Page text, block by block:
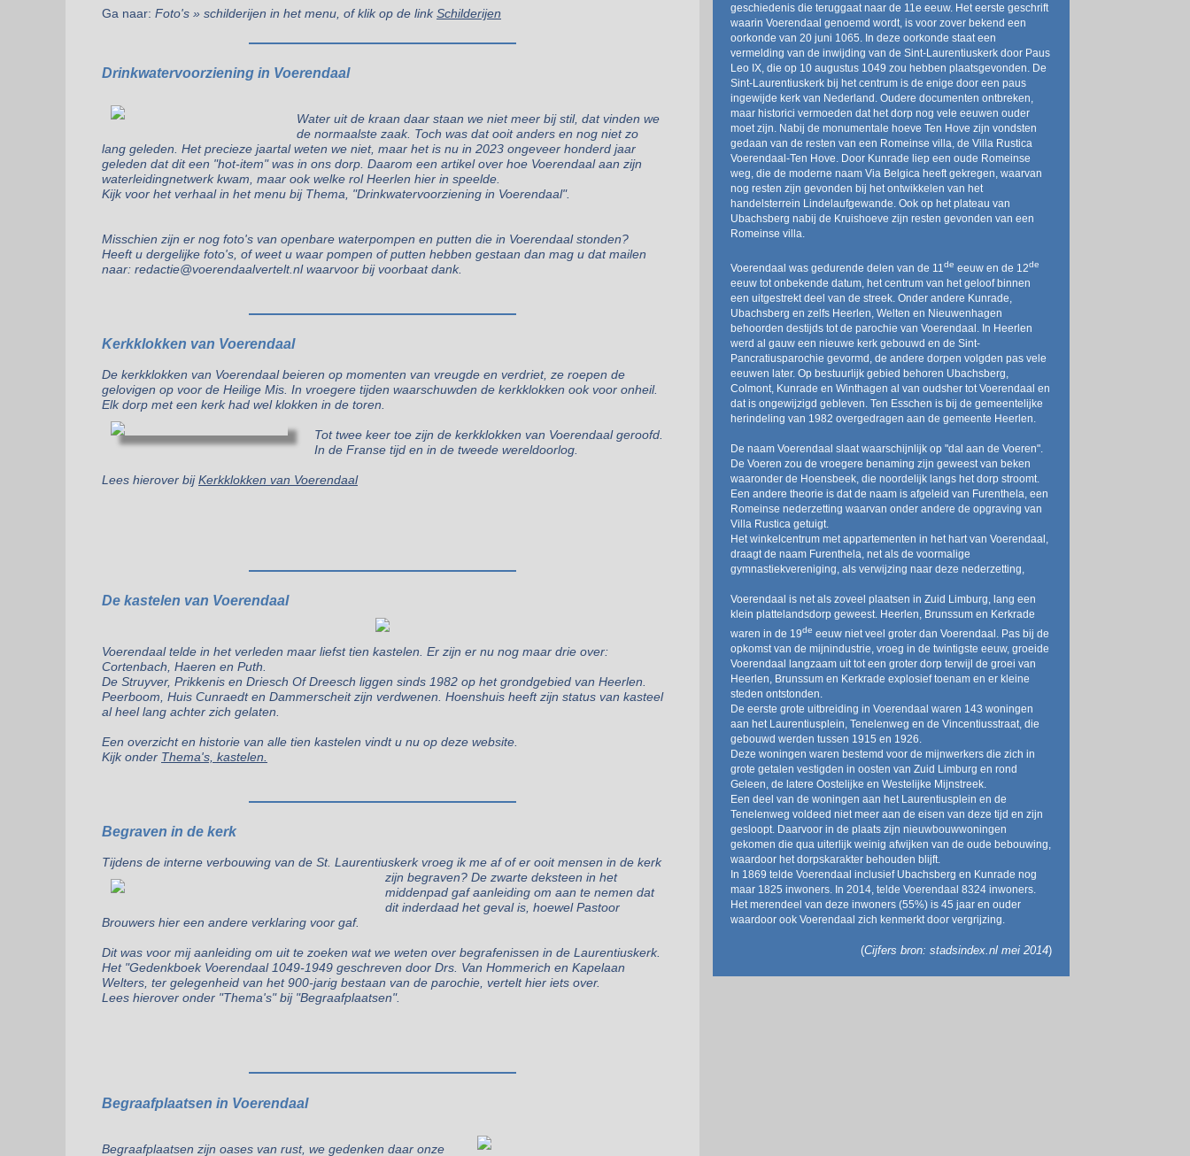
Ga naar: Foto's » schilderijen in het menu, of klik op de linkSchilderijen
Drinkwatervoorziening in Voerendaal
Water uit de kraan daar staan we niet meer bij stil, dat vinden we
de normaalste zaak. Toch was dat ooit anders en nog niet zo
lang geleden. Het precieze jaartal weten we niet, maar het is nu in 2023 ongeveer honderd jaar
geleden dat dit een "hot-item" was in ons dorp. Daarom een artikel over hoe Voerendaal aan zijn
waterleidingnetwerk kwam, maar ook welke rol Heerlen hier in speelde.
Kijk voor het verhaal in het menu bij Thema, "Drinkwatervoorziening in Voerendaal".
Misschien zijn er nog foto's van openbare waterpompen en putten die in Voerendaal stonden?
Heeft u dergelijke foto's, of weet u waar pompen of putten hebben gestaan dan mag u dat mailen
naar: redactie@voerendaalvertelt.nl waarvoor bij voorbaat dank.
Kerkklokken van Voerendaal
De kerkklokken van Voerendaal beieren op momenten van vreugde en verdriet, ze roepen de
gelovigen op voor de Heilige Mis. In vroegere tijden waarschuwden de kerkklokken ook voor onheil.
Elk dorp met een kerk had wel klokken in de toren.
Tot twee keer toe zijn de kerkklokken van Voerendaal geroofd.
In de Franse tijd en in de tweede wereldoorlog.
Lees hierover bijKerkklokken van Voerendaal
De kastelen van Voerendaal
Voerendaal telde in het verleden maar liefst tien kastelen. Er zijn er nu nog maar drie over:
Cortenbach, Haeren en Puth.
De Struyver, Prikkenis en Driesch Of Dreesch liggen sinds 1982 op het grondgebied van Heerlen.
Peerboom, Huis Cunraedt en Dammerscheit zijn verdwenen. Hoenshuis heeft zijn status van kasteel
al heel lang achter zich gelaten.
Een overzicht en historie van alle tien kastelen vindt u nu op deze website.
Kijk onder Thema's, kastelen.
Begraven in de kerk
Tijdens de interne verbouwing van de St. Laurentiuskerk vroeg ik me af of er ooit mensen in de kerk
zijn begraven? De zwarte deksteen in het
middenpad gaf aanleiding om aan te nemen dat
dit inderdaad het geval is, hoewel Pastoor
Brouwers hier een andere verklaring voor gaf.
Dit was voor mij aanleiding om uit te zoeken wat we weten over begrafenissen in de Laurentiuskerk.
Het "Gedenkboek Voerendaal 1049-1949 geschreven door Drs. Van Hommerich en Kapelaan
Welters, ter gelegenheid van het 900-jarig bestaan van de parochie, vertelt hier iets over.
Lees hierover onder "Thema's" bij "Begraafplaatsen".
Begraafplaatsen in Voerendaal
Begraafplaatsen zijn oases van rust, we gedenken daar onze
geschiedenis die teruggaat naar de 11e eeuw. Het eerste geschrift
waarin Voerendaal genoemd wordt, is voor zover bekend een
oorkonde van 20 juni 1065. In deze oorkonde staat een
vermelding van de inwijding van de Sint-Laurentiuskerk door Paus
Leo IX, die op 10 augustus 1049 zou hebben plaatsgevonden. De
Sint-Laurentiuskerk bij het centrum is de enige door een paus
ingewijde kerk van Nederland. Oudere documenten ontbreken,
maar historici vermoeden dat het dorp nog vele eeuwen ouder
moet zijn. Nabij de monumentale hoeve Ten Hove zijn vondsten
gedaan van de resten van een Romeinse villa, de Villa Rustica
Voerendaal-Ten Hove. Door Kunrade liep een oude Romeinse
weg, die de moderne naam Via Belgica heeft gekregen, waarvan
nog resten zijn gevonden bij het ontwikkelen van het
handelsterrein Lindelaufgewande. Ook op het plateau van
Ubachsberg nabij de Kruishoeve zijn resten gevonden van een
Romeinse villa.
Voerendaal was gedurende delen van de 11de eeuw en de 12de
eeuw tot onbekende datum, het centrum van het geloof binnen
een uitgestrekt deel van de streek. Onder andere Kunrade,
Ubachsberg en zelfs Heerlen, Welten en Nieuwenhagen
behoorden destijds tot de parochie van Voerendaal. In Heerlen
werd al gauw een nieuwe kerk gebouwd en de Sint-
Pancratiusparochie gevormd, de andere dorpen volgden pas vele
eeuwen later. Op bestuurlijk gebied behoren Ubachsberg,
Colmont, Kunrade en Winthagen al van oudsher tot Voerendaal en
dat is ongewijzigd gebleven. Ten Esschen is bij de gemeentelijke
herindeling van 1982 overgedragen aan de gemeente Heerlen.
De naam Voerendaal slaat waarschijnlijk op "dal aan de Voeren".
De Voeren zou de vroegere benaming zijn geweest van beken
waaronder de Hoensbeek, die noordelijk langs het dorp stroomt.
Een andere theorie is dat de naam is afgeleid van Furenthela, een
Romeinse nederzetting waarvan onder andere de opgraving van
Villa Rustica getuigt.
Het winkelcentrum met appartementen in het hart van Voerendaal,
draagt de naam Furenthela, net als de voormalige
gymnastiekvereniging, als verwijzing naar deze nederzetting,
Voerendaal is net als zoveel plaatsen in Zuid Limburg, lang een
klein plattelandsdorp geweest. Heerlen, Brunssum en Kerkrade
waren in de 19de eeuw niet veel groter dan Voerendaal. Pas bij de
opkomst van de mijnindustrie, vroeg in de twintigste eeuw, groeide
Voerendaal langzaam uit tot een groter dorp terwijl de groei van
Heerlen, Brunssum en Kerkrade explosief toenam en er kleine
steden ontstonden.
De eerste grote uitbreiding in Voerendaal waren 143 woningen
aan het Laurentiusplein, Tenelenweg en de Vincentiusstraat, die
gebouwd werden tussen 1915 en 1926.
Deze woningen waren bestemd voor de mijnwerkers die zich in
grote getalen vestigden in oosten van Zuid Limburg en rond
Geleen, de latere Oostelijke en Westelijke Mijnstreek.
Een deel van de woningen aan het Laurentiusplein en de
Tenelenweg voldeed niet meer aan de eisen van deze tijd en zijn
gesloopt. Daarvoor in de plaats zijn nieuwbouwwoningen
gekomen die qua uiterlijk weinig afwijken van de oude bebouwing,
waardoor het dorpskarakter behouden blijft.
In 1869 telde Voerendaal inclusief Ubachsberg en Kunrade nog
maar 1825 inwoners. In 2014, telde Voerendaal 8324 inwoners.
Het merendeel van deze inwoners (55%) is 45 jaar en ouder
waardoor ook Voerendaal zich kenmerkt door vergrijzing.
(Cijfers bron: stadsindex.nl mei 2014)